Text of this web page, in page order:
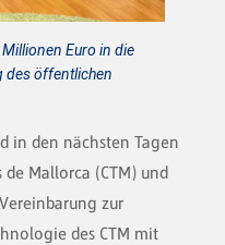
Euro in die
des öffentlichen
in den nächsten Tagen
de Mallorca (CTM) und
zur
des CTM mit